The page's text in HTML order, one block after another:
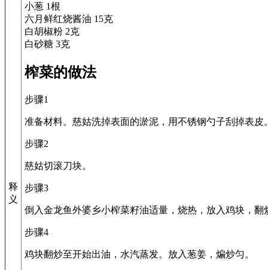
释
义
小葱 1根
六月鲜红烧酱油 15克
白胡椒粉 2克
白砂糖 3克
榨菜的做法
步骤1
准备材料。慈姑洗掉表面的淤泥，用不锈钢勺子刮掉表
步骤2
慈姑切滚刀块。
步骤3
倒入金龙鱼外婆乡小榨菜籽油适量，烧热，放入鸡块，翻
步骤4
鸡块翻炒至开始出油，水汽蒸发。放入葱姜，煸炒匀。